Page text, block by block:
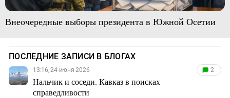
Внеочередные выборы президента в Южной Осетии
ПОСЛЕДНИЕ ЗАПИСИ В БЛОГАХ
13:16, 24 июня 2026
Нальчик и соседи. Кавказ в поисках
справедливости
2